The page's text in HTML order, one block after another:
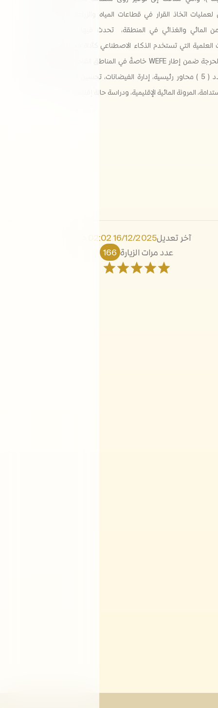
لعمليات اتخاذ القرار في قطاعات المياه والزراعة، والمساهمة في
المائي والغذائي في المنطقة، تحدث فيها عن أحدث الأبحاث
العلمية التي تستخدم الذكاء الاصطناعي كأداة محورية في معالجة
التحديات الحرجة ضمن إطار WEFE خاصةً في المناطق القاحلة، كما تناول خلال
الجلسة عدد ( 5 ) محاور رئيسية، إدارة الفيضانات، تحسين آبار المياه الجوفية،
المرونة المائية الإقليمية، ودراسة حالة إقليمية .
آخر تعديل16/12/2025 02:02 م
عدد مرات الزيارة 166